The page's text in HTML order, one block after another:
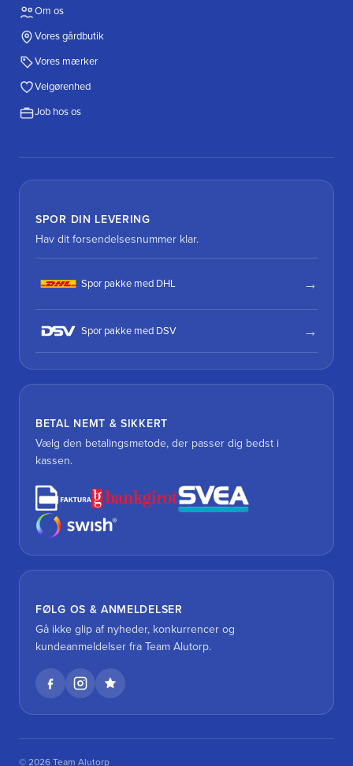
Om os
Vores gårdbutik
Vores mærker
Velgørenhed
Job hos os
SPOR DIN LEVERING
Hav dit forsendelsesnummer klar.
Spor pakke med DHL
Spor pakke med DSV
BETAL NEMT & SIKKERT
Vælg den betalingsmetode, der passer dig bedst i
kassen.
FØLG OS & ANMELDELSER
Gå ikke glip af nyheder, konkurrencer og
kundeanmeldelser fra Team Alutorp.
© 2026 Team Alutorp